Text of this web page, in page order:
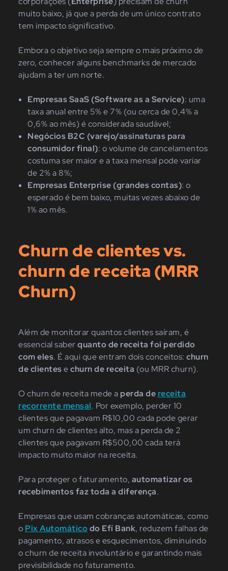
muito baixo, já que a perda de um único contrato
tem impacto significativo.
Embora o objetivo seja sempre o mais próximo de
zero, conhecer alguns benchmarks de mercado
ajudam a ter um norte.
Empresas SaaS (Software as a Service): uma
taxa anual entre 5% e 7% (ou cerca de 0,4% a
0,6% ao mês) é considerada saudável;
Negócios B2C (varejo/assinaturas para
consumidor final): o volume de cancelamentos
costuma ser maior e a taxa mensal pode variar
de 2% a 8%;
Empresas Enterprise (grandes contas): o
esperado é bem baixo, muitas vezes abaixo de
1% ao mês.
Churn de clientes vs.
churn de receita (MRR
Churn)
Além de monitorar quantos clientes saíram, é
essencial saberquanto de receita foi perdido
com eles. É aqui que entram dois conceitos: churn
de clientesechurn de receita (ou MRR churn).
O churn de receita mede a perda de receita
recorrente mensal. Por exemplo, perder 10
clientes que pagavam R$10,00 cada pode gerar
um churn de clientes alto, mas a perda de 2
clientes que pagavam R$500,00 cada terá
impacto muito maior na receita.
Para proteger o faturamento, automatizar os
recebimentos faz toda a diferença.
Empresas que usam cobranças automáticas, como
o Pix Automáticodo Efí Bank, reduzem falhas de
pagamento, atrasos e esquecimentos, diminuindo
o churn de receita involuntário e garantindo mais
previsibilidade no faturamento.